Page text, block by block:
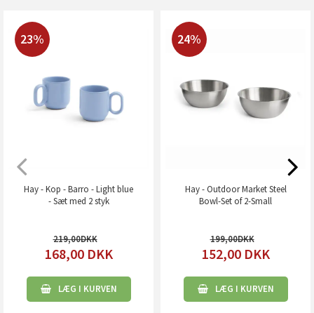
23%
Hay - Kop - Barro - Light blue
- Sæt med 2 styk
219,00
168,00 DKK
LÆG I KURVEN
24%
Hay - Outdoor Market Steel
Bowl-Set of 2-Small
199,00
152,00 DKK
LÆG I KURVEN